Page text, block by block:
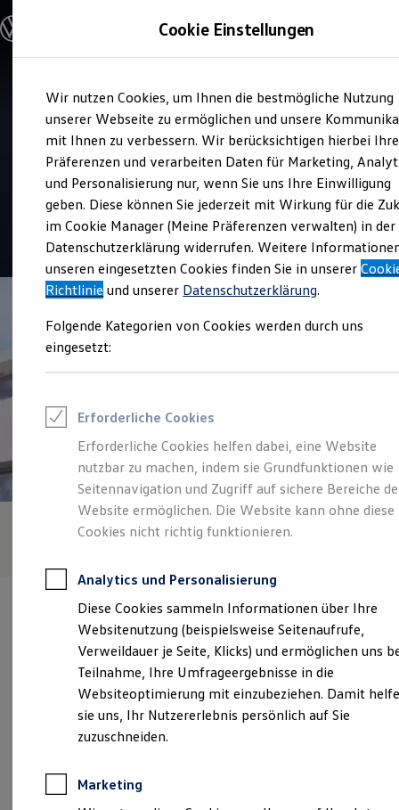
Hauptinhalt
springen
Footer
springen
Modelle und Konfigurator
Modelle vergleichen
Elektroautos
ENERGY Sondermodelle
Nutzfahrzeuge
SUV und CUV
Familienautos
Kombis
Kompaktwagen
Sportwagen
Schnell verfügbare Fahrzeuge
Angebote und Produkte
Aktuelle Angebote
E-Auto-Förderung
Volkswagen Marktplatz
Junge Gebrauchtwagen und Gebrauchtwagen
Volkswagen Zertifizierte Gebrauchtwagen
Zubehör- und Serviceangebote
Leasing
Leasing-Angebote
Gebrauchtwagen Leasing
Junge Gebrauchtwagen-Leasing
Elektroauto Leasing
Kleinwagen-Leasing
Leasing ohne Anzahlung
Finanzierung
Kfz-Versicherung
Restschuldversicherungen
Garantien
Wartungsverträge
Geschäftskunden
Professional Class bei Volkswagen
Großkunden
Behörden
Direktkunden
Sonderfahrzeuge
Anpfiff zum Gewinn
Elektroautos
ID. Tutorials
Verkauf und Service
Gottfried Schultz
Automobilhandels SE
Top Kundenzufriedenheit Verkauf 2026
4.8|351 Bewertungen
Verantwortlich für die Inhalte auf dieser Seite ist die Gottfried
Cookie Einstellungen
Wir nutzen Cookies, um Ihnen die bestmögliche Nutzung
unserer Webseite zu ermöglichen und unsere
mit Ihnen zu verbessern. Wir berücksichtigen hierbei Ihre
Präferenzen und verarbeiten Daten für Marketing,
und Personalisierung nur, wenn Sie uns Ihre Einwilligung
geben. Diese können Sie jederzeit mit Wirkung für die
im Cookie Manager (Meine Präferenzen verwalten) in der
Datenschutzerklärung widerrufen. Weitere
unseren eingesetzten Cookies finden Sie in unserer
Richtlinie und unserer Datenschutzerklärung.
Folgende Kategorien von Cookies werden durch uns
eingesetzt:
Erforderliche Cookies
Erforderliche Cookies helfen dabei, eine Website
nutzbar zu machen, indem sie Grundfunktionen wie
Seitennavigation und Zugriff auf sichere Bereiche
Website ermöglichen. Die Website kann ohne diese
Cookies nicht richtig funktionieren.
Analytics und Personalisierung
Diese Cookies sammeln Informationen über Ihre
Websitenutzung (beispielsweise Seitenaufrufe,
Verweildauer je Seite, Klicks) und ermöglichen uns
Teilnahme, Ihre Umfrageergebnisse in die
Websiteoptimierung mit einzubeziehen. Damit
sie uns, Ihr Nutzererlebnis persönlich auf Sie
zuzuschneiden.
Marketing